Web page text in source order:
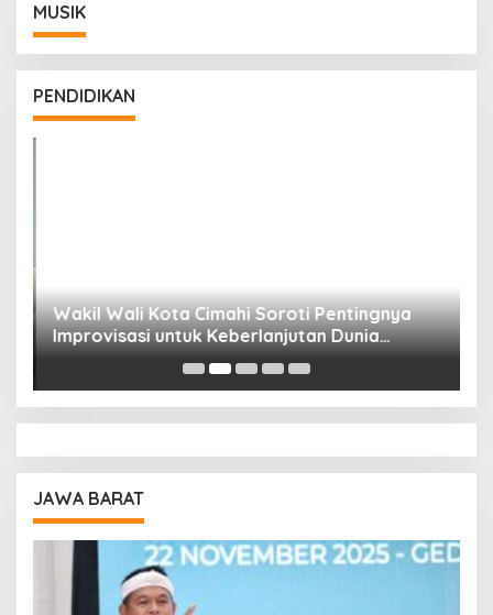
MUSIK
PENDIDIKAN
Wakil Wali Kota Cimahi Soroti Pentingnya
Improvisasi untuk Keberlanjutan Dunia
Pendidikan
JAWA BARAT